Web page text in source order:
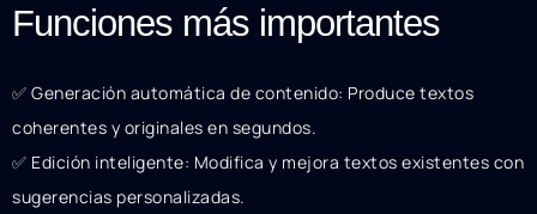
Funciones más importantes
✅ Generación automática de contenido: Produce textos
coherentes y originales en segundos.
✅ Edición inteligente: Modifica y mejora textos existentes con
sugerencias personalizadas.